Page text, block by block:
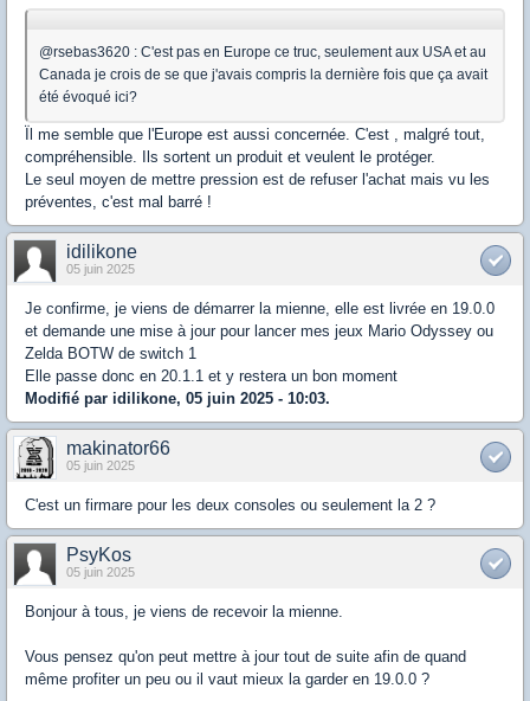
@rsebas3620 : C'est pas en Europe ce truc, seulement aux USA et au
Canada je crois de se que j'avais compris la dernière fois que ça avait
été évoqué ici?
Ïl me semble que l'Europe est aussi concernée. C'est , malgré tout,
compréhensible. Ils sortent un produit et veulent le protéger.
Le seul moyen de mettre pression est de refuser l'achat mais vu les
préventes, c'est mal barré !
idilikone
05 juin 2025
Je confirme, je viens de démarrer la mienne, elle est livrée en 19.0.0
et demande une mise à jour pour lancer mes jeux Mario Odyssey ou
Zelda BOTW de switch 1
Elle passe donc en 20.1.1 et y restera un bon moment
Modifié par idilikone, 05 juin 2025 - 10:03.
makinator66
05 juin 2025
C'est un firmare pour les deux consoles ou seulement la 2 ?
PsyKos
05 juin 2025
Bonjour à tous, je viens de recevoir la mienne.
Vous pensez qu'on peut mettre à jour tout de suite afin de quand
même profiter un peu ou il vaut mieux la garder en 19.0.0 ?